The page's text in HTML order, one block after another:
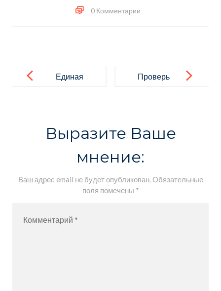
0 Комментарии
записям
Единая
мониторинга
и оценки
образования
Проверь
Выразите Ваше
мнение:
Ваш адрес email не будет опубликован.Обязательные
поля помечены *